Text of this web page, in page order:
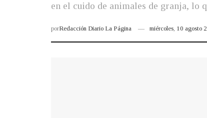
en el cuido de animales de granja, lo
porRedacción Diario La Página miércoles, 10 agosto